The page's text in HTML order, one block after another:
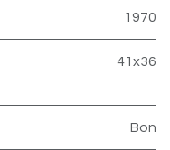
1970
41x36
Bon